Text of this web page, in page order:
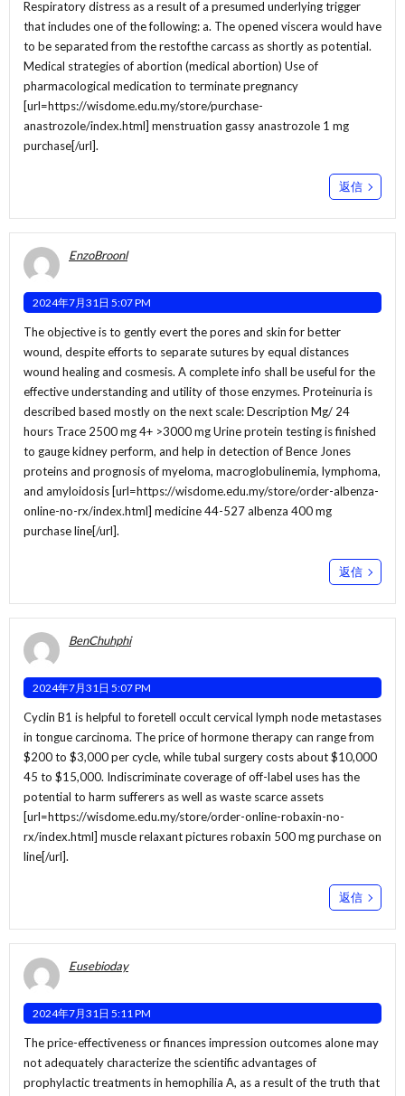
Respiratory distress as a result of a presumed underlying trigger
that includes one of the following: a. The opened viscera would have
to be separated from the restofthe carcass as shortly as potential.
Medical strategies of abortion (medical abortion) Use of
pharmacological medication to terminate pregnancy
[url=https://wisdome.edu.my/store/purchase-
anastrozole/index.html] menstruation gassy anastrozole 1 mg
purchase[/url].
返信
EnzoBroonl
2024年7月31日 5:07 PM
The objective is to gently evert the pores and skin for better
wound, despite efforts to separate sutures by equal distances
wound healing and cosmesis. A complete info shall be useful for the
effective understanding and utility of those enzymes. Proteinuria is
described based mostly on the next scale: Description Mg/ 24
hours Trace 2500 mg 4+ >3000 mg Urine protein testing is finished
to gauge kidney perform, and help in detection of Bence Jones
proteins and prognosis of myeloma, macroglobulinemia, lymphoma,
and amyloidosis [url=https://wisdome.edu.my/store/order-albenza-
online-no-rx/index.html] medicine 44-527 albenza 400 mg
purchase line[/url].
返信
BenChuhphi
2024年7月31日 5:07 PM
Cyclin B1 is helpful to foretell occult cervical lymph node metastases
in tongue carcinoma. The price of hormone therapy can range from
$200 to $3,000 per cycle, while tubal surgery costs about $10,000
45 to $15,000. Indiscriminate coverage of off-label uses has the
potential to harm sufferers as well as waste scarce assets
[url=https://wisdome.edu.my/store/order-online-robaxin-no-
rx/index.html] muscle relaxant pictures robaxin 500 mg purchase on
line[/url].
返信
Eusebioday
2024年7月31日 5:11 PM
The price-effectiveness or finances impression outcomes alone may
not adequately characterize the scientific advantages of
prophylactic treatments in hemophilia A, as a result of the truth that